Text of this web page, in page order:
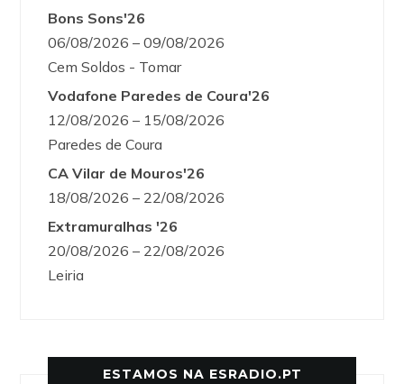
Bons Sons'26
06/08/2026 – 09/08/2026
Cem Soldos - Tomar
Vodafone Paredes de Coura'26
12/08/2026 – 15/08/2026
Paredes de Coura
CA Vilar de Mouros'26
18/08/2026 – 22/08/2026
Extramuralhas '26
20/08/2026 – 22/08/2026
Leiria
ESTAMOS NA ESRADIO.PT